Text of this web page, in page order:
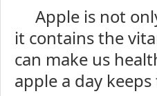
Apple is not
it contains the
can make us
apple a day